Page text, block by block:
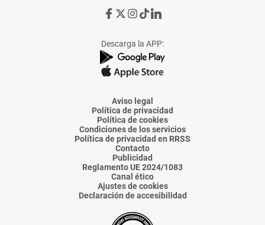
Ir
de
La
Voz
Almería
Ir
de
La
Voz
Almería
Ir
de
La
Voz
Almería
Ir
de
La
Voz
Almería
Ir
de
La
Voz
Descarga la APP:
Aviso legal
Política de privacidad
Política de cookies
Condiciones de los servicios
Política de privacidad en RRSS
Contacto
Publicidad
Reglamento UE 2024/1083
Canal ético
Ajustes de cookies
Declaración de accesibilidad